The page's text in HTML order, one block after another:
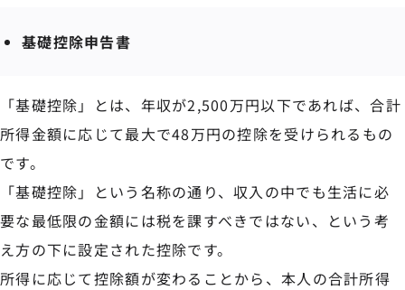
基礎控除申告書
「基礎控除」とは、年収が2,500万円以下であれば、合計
所得金額に応じて最大で48万円の控除を受けられるもの
です。
「基礎控除」という名称の通り、収入の中でも生活に必
要な最低限の金額には税を課すべきではない、という考
え方の下に設定された控除です。
所得に応じて控除額が変わることから、本人の合計所得